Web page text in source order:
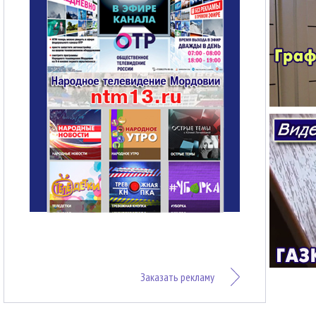
Заказать рекламу